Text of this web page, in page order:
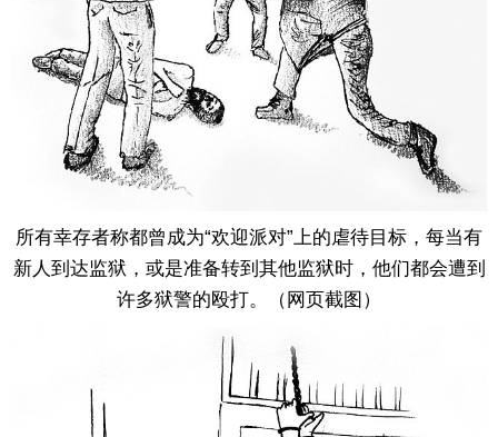
所有幸存者称都曾成为“欢迎派对”上的虐待目标，每当有
新人到达监狱，或是准备转到其他监狱时，他们都会遭到
许多狱警的殴打。（网页截图）